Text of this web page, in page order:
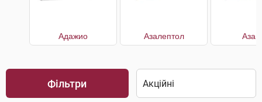
Адажио Азалептол
Фільтри